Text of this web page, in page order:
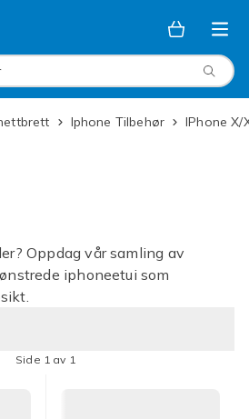
Iphone Tilbehør iPhone X/
Oppdag vår samling av
iphoneetui som
Side 1 av 1